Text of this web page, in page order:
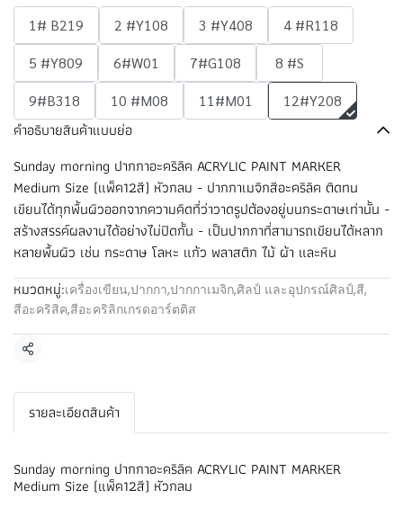
1# B219 2 #Y108 3 #Y408
4 #R118
5 #Y809
6#W01 7#G108
8 #S
9#B318
10 #M08 11#M01 12#Y208
คำอธิบายสินค้าแบบย่อ
Sunday morning ปากกาอะคริลิค ACRYLIC PAINT MARKER
Medium Size (แพ็ค12สี) หัวกลม - ปากกาเมจิกสีอะคริลิค ติดทน
เขียนได้ทุกพื้นผิวออกจากความคิดที่ว่าวาดรูปต้องอยู่บนกระดาษเท่านั้น -
สร้างสรรค์ผลงานได้อย่างไม่ปิดกั้น - เป็นปากกาที่สามารถเขียนได้หลาก
หลายพื้นผิว เช่น กระดาษ โลหะ แก้ว พลาสติก ไม้ ผ้า และหิน
หมวดหมู่:เครื่องเขียน,ปากกา,ปากกาเมจิก,ศิลป์ และอุปกรณ์ศิลป์,สี,
สีอะคริสิค,สีอะคริลิกเกรดอาร์ตติส
แชร์
รายละเอียดสินค้า
Sunday morning ปากกาอะคริลิค ACRYLIC PAINT MARKER
Medium Size (แพ็ค12สี) หัวกลม